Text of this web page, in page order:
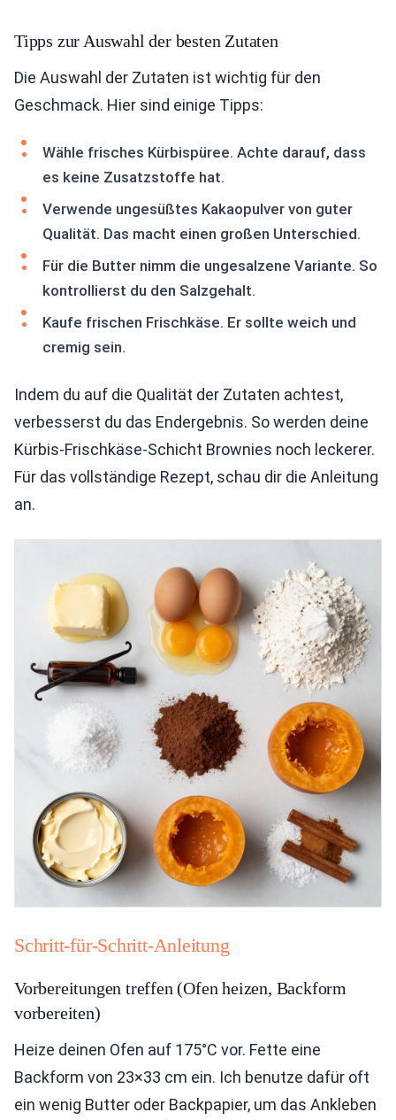
Tipps zur Auswahl der besten Zutaten
Die Auswahl der Zutaten ist wichtig für den
Geschmack. Hier sind einige Tipps:
Wähle frisches Kürbispüree. Achte darauf, dass
es keine Zusatzstoffe hat.
Verwende ungesüßtes Kakaopulver von guter
Qualität. Das macht einen großen Unterschied.
Für die Butter nimm die ungesalzene Variante. So
kontrollierst du den Salzgehalt.
Kaufe frischen Frischkäse. Er sollte weich und
cremig sein.
Indem du auf die Qualität der Zutaten achtest,
verbesserst du das Endergebnis. So werden deine
Kürbis-Frischkäse-Schicht Brownies noch leckerer.
Für das vollständige Rezept, schau dir die Anleitung
an.
Schritt-für-Schritt-Anleitung
Vorbereitungen treffen (Ofen heizen, Backform
vorbereiten)
Heize deinen Ofen auf 175°C vor. Fette eine
Backform von 23×33 cm ein. Ich benutze dafür oft
ein wenig Butter oder Backpapier, um das Ankleben